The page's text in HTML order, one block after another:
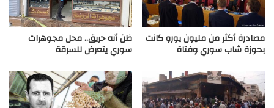
مصادرة أكثر من مليون يورو كانت
بحوزة شاب سوري وفتاة
ظن أنه حريق.. محل مجوهرات
سوري يتعرض للسرقة